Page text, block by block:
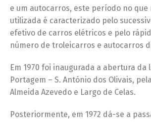
e um autocarros, este período no
utilizada é caracterizado pelo
efetivo de carros elétricos e pelo
número de troleicarros e autocarros
Em 1970 foi inaugurada a abertura da
Portagem – S. António dos Olivais,
Almeida Azevedo e Largo de Celas.
Posteriormente, em 1972 dá-se a